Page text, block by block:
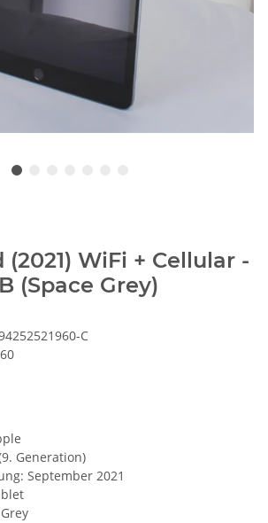
WiFi + Cellular -
(Space Grey)
C
Generation)
September 2021